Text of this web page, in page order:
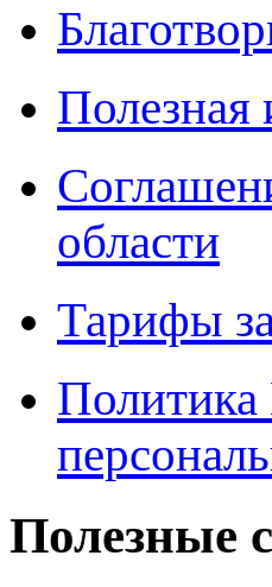
Полезная
области
Тарифы
Полезные